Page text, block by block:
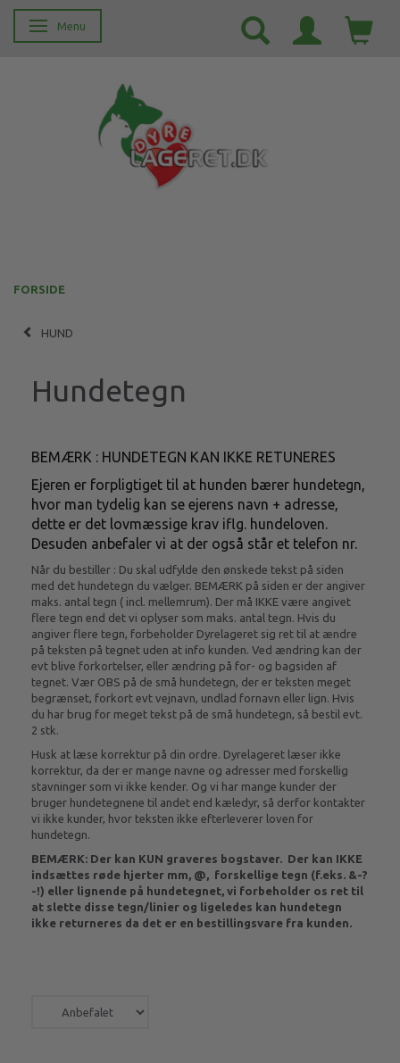
Skifte navigation
Menu
FORSIDE
HUND
Hundetegn
BEMÆRK : HUNDETEGN KAN IKKE RETUNERES
Ejeren er forpligtiget til at hunden bærer hundetegn,
hvor man tydelig kan se ejerens navn + adresse,
dette er det lovmæssige krav iflg. hundeloven.
Desuden anbefaler vi at der også står et telefon nr.
Når du bestiller : Du skal udfylde den ønskede tekst på siden
med det hundetegn du vælger. BEMÆRK på siden er der angiver
maks. antal tegn ( incl. mellemrum). Der må IKKE være angivet
flere tegn end det vi oplyser som maks. antal tegn. Hvis du
angiver flere tegn, forbeholder Dyrelageret sig ret til at ændre
på teksten på tegnet uden at info kunden. Ved ændring kan der
evt blive forkortelser, eller ændring på for- og bagsiden af
tegnet. Vær OBS på de små hundetegn, der er teksten meget
begrænset, forkort evt vejnavn, undlad fornavn eller lign. Hvis
du har brug for meget tekst på de små hundetegn, så bestil evt.
2 stk.
Husk at læse korrektur på din ordre. Dyrelageret læser ikke
korrektur, da der er mange navne og adresser med forskellig
stavninger som vi ikke kender. Og vi har mange kunder der
bruger hundetegnene til andet end kæledyr, så derfor kontakter
vi ikke kunder, hvor teksten ikke efterleverer loven for
hundetegn.
BEMÆRK: Der kan KUN graveres bogstaver. Der kan IKKE
indsættes røde hjerter mm, @, forskellige tegn (f.eks. &-?
-!) eller lignende på hundetegnet, vi forbeholder os ret til
at slette disse tegn/linier og ligeledes kan hundetegn
ikke returneres da det er en bestillingsvare fra kunden.